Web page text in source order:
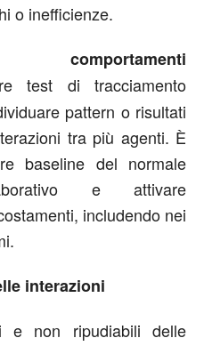
o inefficienze.
test di tracciamento
pattern o risultati
tra più agenti. È
baseline del normale
e attivare
includendo nei
interazioni
e non ripudiabili delle